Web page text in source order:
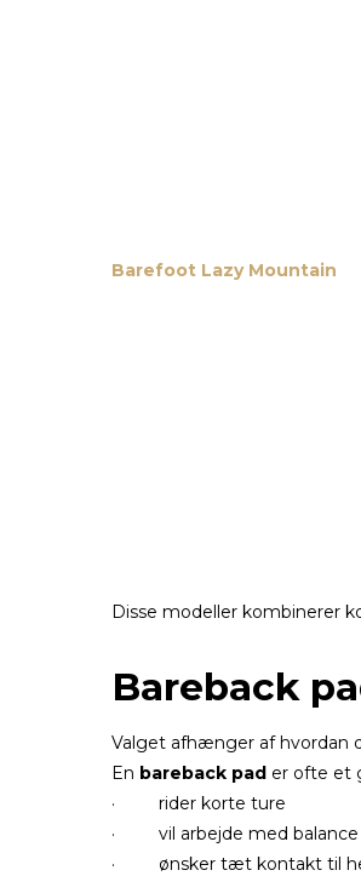
Barefoot Lazy Mountain
Disse modeller kombinerer
Bareback
Valget afhænger af hvordan
En bareback pad er ofte et
· rider korte ture
· vil arbejde med balance
· ønsker tæt kontakt til